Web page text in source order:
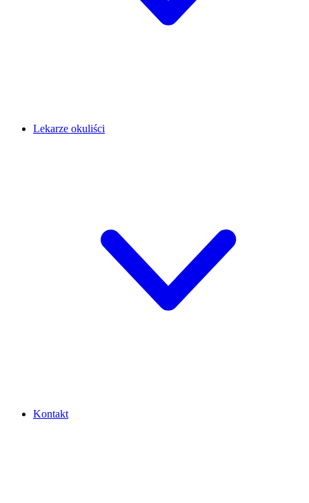
Lekarze okuliści
Kontakt